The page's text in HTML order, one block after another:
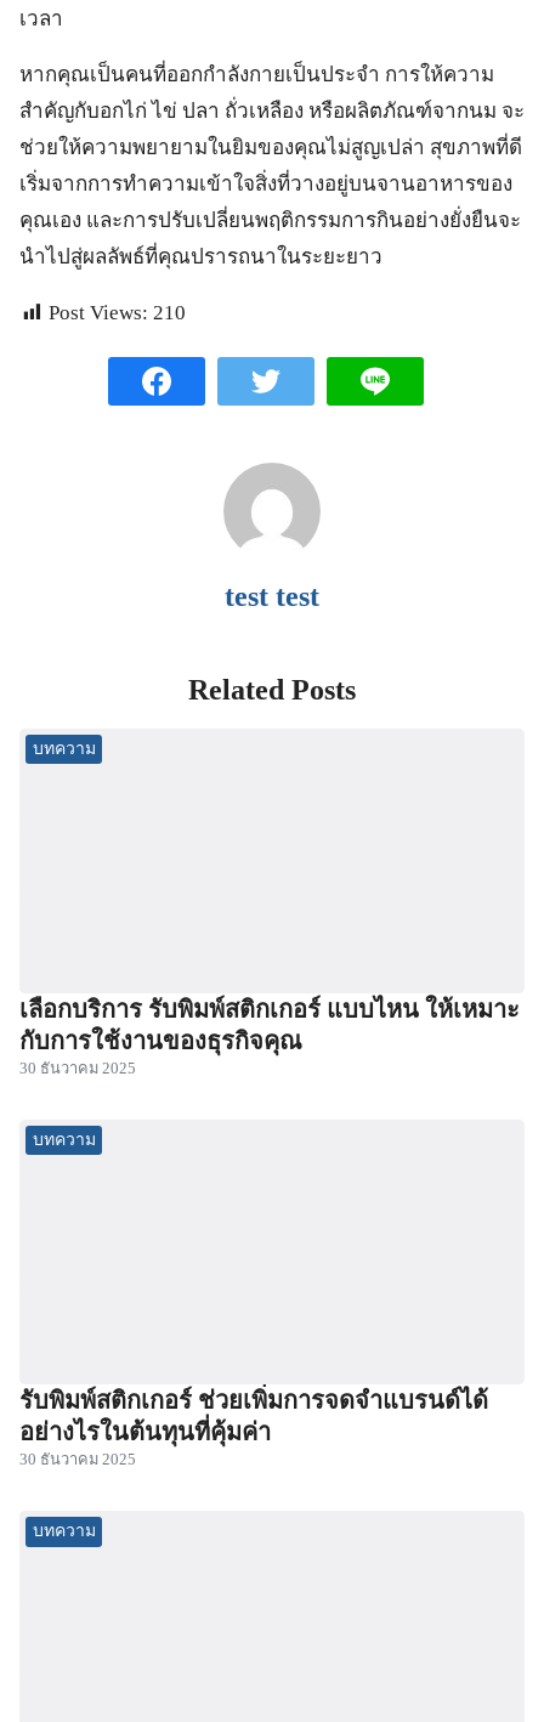
เวลา
หากคุณเป็นคนที่ออกกำลังกายเป็นประจำ การให้ความ
สำคัญกับอกไก่ ไข่ ปลา ถั่วเหลือง หรือผลิตภัณฑ์จากนม จะ
ช่วยให้ความพยายามในยิมของคุณไม่สูญเปล่า สุขภาพที่ดี
เริ่มจากการทำความเข้าใจสิ่งที่วางอยู่บนจานอาหารของ
คุณเอง และการปรับเปลี่ยนพฤติกรรมการกินอย่างยั่งยืนจะ
นำไปสู่ผลลัพธ์ที่คุณปรารถนาในระยะยาว
Post Views: 210
test test
Related Posts
บทความ
เลือกบริการ รับพิมพ์สติกเกอร์ แบบไหน ให้เหมาะ
กับการใช้งานของธุรกิจคุณ
30 ธันวาคม 2025
บทความ
รับพิมพ์สติกเกอร์ ช่วยเพิ่มการจดจำแบรนด์ได้
อย่างไรในต้นทุนที่คุ้มค่า
30 ธันวาคม 2025
บทความ